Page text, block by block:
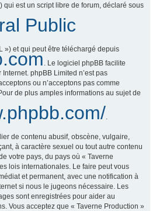
qui est un script libre de forum, déclaré sous
Public
») et qui peut être téléchargé depuis
. Le logiciel phpBB facilite
phpBB Limited n’est pas
ou n’acceptons pas comme
de plus amples informations au sujet de
de contenu abusif, obscène, vulgaire,
à caractère sexuel ou tout autre contenu
votre pays, du pays où « Taverne
lois internationales. Le faire peut vous
et permanent, avec une notification à
si nous le jugeons nécessaire. Les
sont enregistrées pour aider au
Vous acceptez que « Taverne Production »